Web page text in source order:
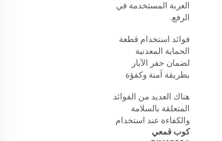
العربة المستخدمة في
الرفع.
فوائد استخدام قطعة
الحماية المعدنية
لضمان حفر الآبار
بطريقة آمنة وكفؤة
هناك العديد من الفوائد
المتعلقة بالسلامة
والكفاءة عند استخدام
كوب قمعي